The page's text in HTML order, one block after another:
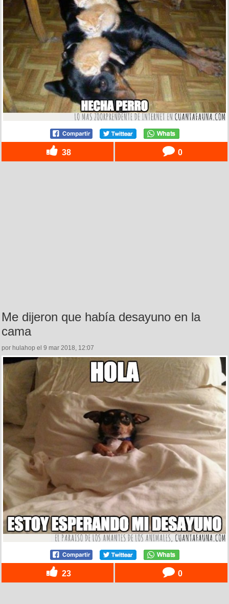
38 0
Me dijeron que había desayuno en la
cama
por hulahop el 9 mar 2018, 12:07
23 0